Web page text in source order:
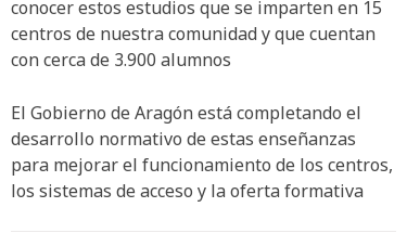
conocer estos estudios que se imparten en 15
centros de nuestra comunidad y que cuentan
con cerca de 3.900 alumnos
El Gobierno de Aragón está completando el
desarrollo normativo de estas enseñanzas
para mejorar el funcionamiento de los centros,
los sistemas de acceso y la oferta formativa